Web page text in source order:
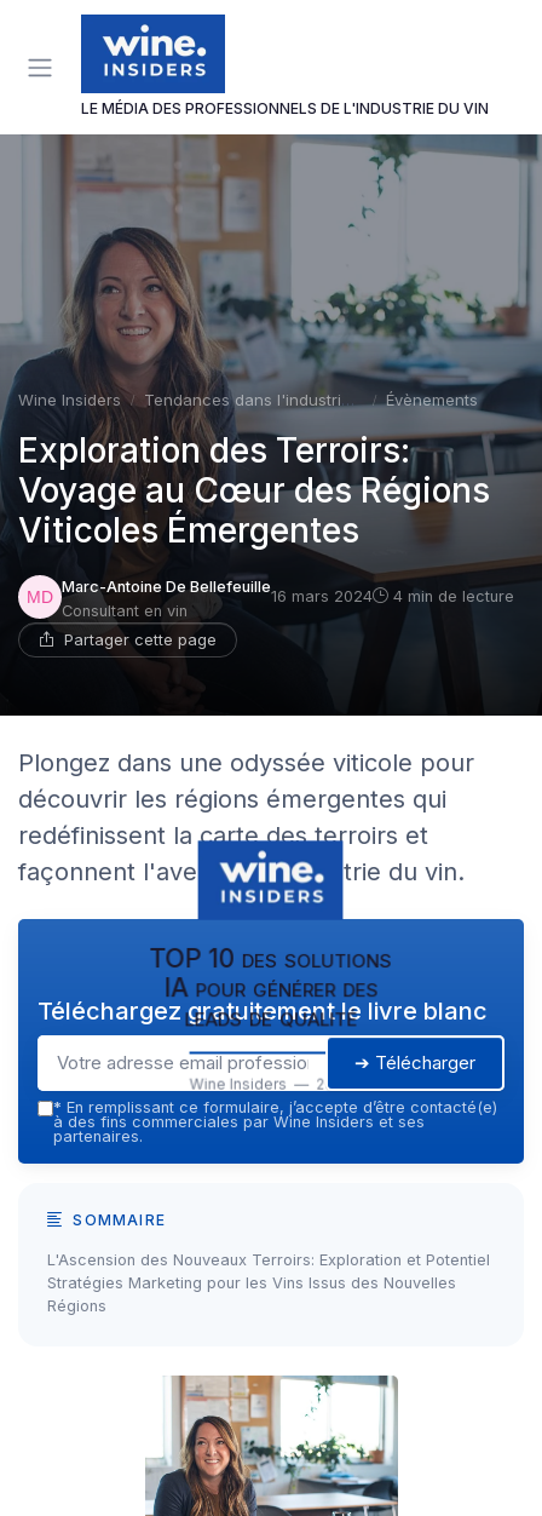
LE MÉDIA DES PROFESSIONNELS DE L'INDUSTRIE DU VIN
Wine Insiders Tendances dans l'industrie du vin Évènements
Exploration des Terroirs:
Voyage au Cœur des Régions
Viticoles Émergentes
Marc-Antoine De Bellefeuille
Consultant en vin
16 mars 2024 4 min de lecture
Partager cette page
Plongez dans une odyssée viticole pour
découvrir les régions émergentes qui
redéfinissent la carte des terroirs et
façonnent l'avenir de l'industrie du vin.
TOP 10 des solutions
IA pour générer des
leads de qualité
Wine Insiders — 2026
Téléchargez gratuitement le livre blanc
➔ Télécharger
* En remplissant ce formulaire, j’accepte d’être contacté(e)
à des fins commerciales par Wine Insiders et ses
partenaires.
SOMMAIRE
L'Ascension des Nouveaux Terroirs: Exploration et Potentiel
Stratégies Marketing pour les Vins Issus des Nouvelles
Régions
Panneau de gestion des cookies